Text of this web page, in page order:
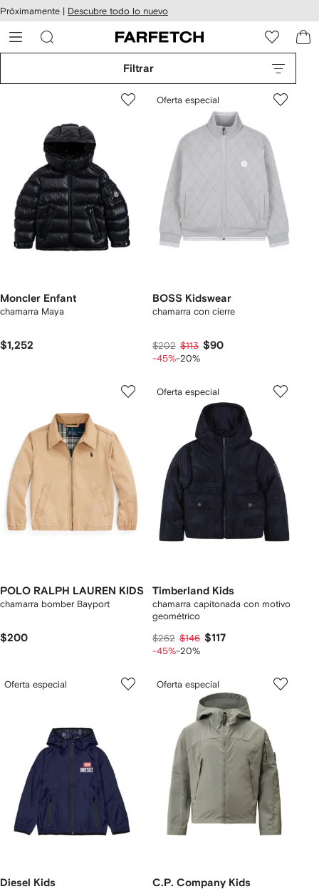
al
Próximamente | Descubre todo lo nuevo
Filtrar
Moncler Enfant
chamarra Maya
$1,252
Oferta especial
BOSS Kidswear
chamarra con cierre
$202 $113 $90
-45%-20%
POLO RALPH LAUREN KIDS
chamarra bomber Bayport
$200
Oferta especial
Timberland Kids
chamarra capitonada con motivo
geométrico
$262 $146 $117
-45%-20%
Oferta especial
Diesel Kids
Oferta especial
C.P. Company Kids